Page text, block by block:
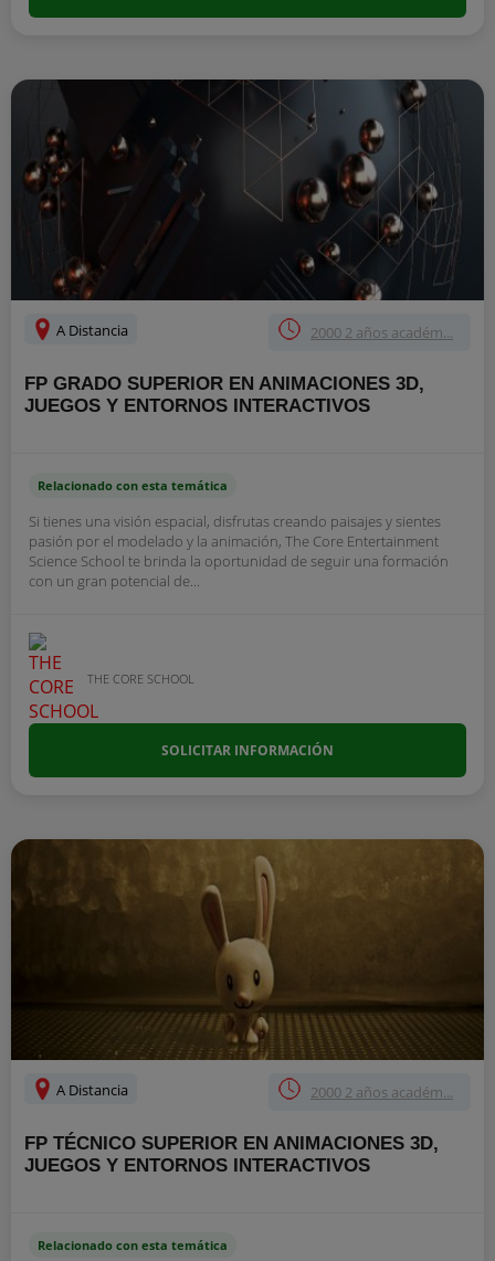
A Distancia 2000 2 años académ...
FP GRADO SUPERIOR EN ANIMACIONES 3D,
JUEGOS Y ENTORNOS INTERACTIVOS
Relacionado con esta temática
Si tienes una visión espacial, disfrutas creando paisajes y sientes
pasión por el modelado y la animación, The Core Entertainment
Science School te brinda la oportunidad de seguir una formación
con un gran potencial de...
THE CORE SCHOOL
SOLICITAR INFORMACIÓN
A Distancia 2000 2 años académ...
FP TÉCNICO SUPERIOR EN ANIMACIONES 3D,
JUEGOS Y ENTORNOS INTERACTIVOS
Relacionado con esta temática